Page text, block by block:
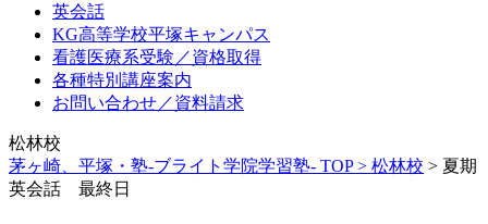
英会話
KG高等学校平塚キャンパス
看護医療系受験／資格取得
各種特別講座案内
お問い合わせ／資料請求
松林校
茅ヶ崎、平塚・塾-ブライト学院学習塾- TOP > 松林校 > 夏期
英会話 最終日